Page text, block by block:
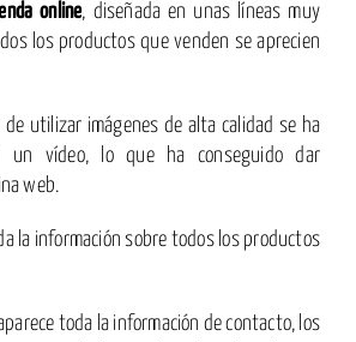
online, diseñada en unas líneas muy
los productos que venden se aprecien
de utilizar imágenes de alta calidad se ha
un vídeo, lo que ha conseguido dar
web.
la información sobre todos los productos
toda la información de contacto, los